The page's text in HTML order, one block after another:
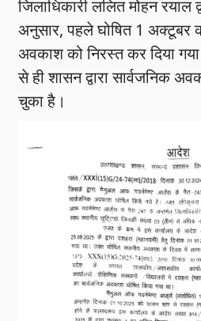
जिलाधिकारी ललित मोहन रयाल
अनुसार, पहले घोषित 1 अक्टूबर
अवकाश को निरस्त कर दिया
से ही शासन द्वारा सार्वजनिक
चुका है।